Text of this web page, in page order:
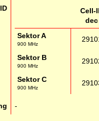
Cell-
dec
Sektor A
900 MHz
Sektor B
900 MHz
Sektor C
900 MHz
-